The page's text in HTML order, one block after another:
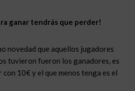
ganar tendrás que perder!
novedad que aquellos jugadores
tuvieron fueron los ganadores, es
con 10€ y el que menos tenga es el